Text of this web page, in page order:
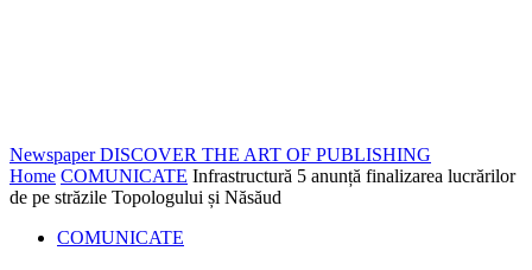
Newspaper DISCOVER THE ART OF PUBLISHING
Home COMUNICATE Infrastructură 5 anunță finalizarea lucrărilor
de pe străzile Topologului și Năsăud
COMUNICATE